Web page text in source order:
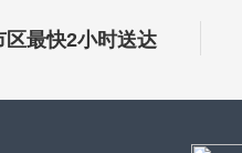
区最快2小时送达